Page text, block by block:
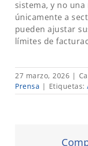
sistema, y no
únicamente a
pueden ajustar
límites de
27 marzo, 2026 |
Prensa | Etiquetas: